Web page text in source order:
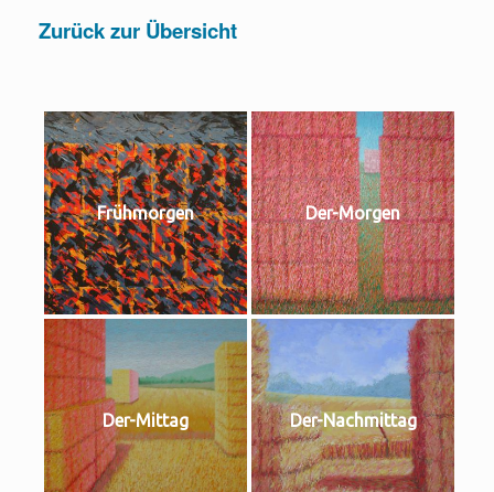
Zurück zur Übersicht
Frühmorgen Der-Morgen
Der-Mittag Der-Nachmittag